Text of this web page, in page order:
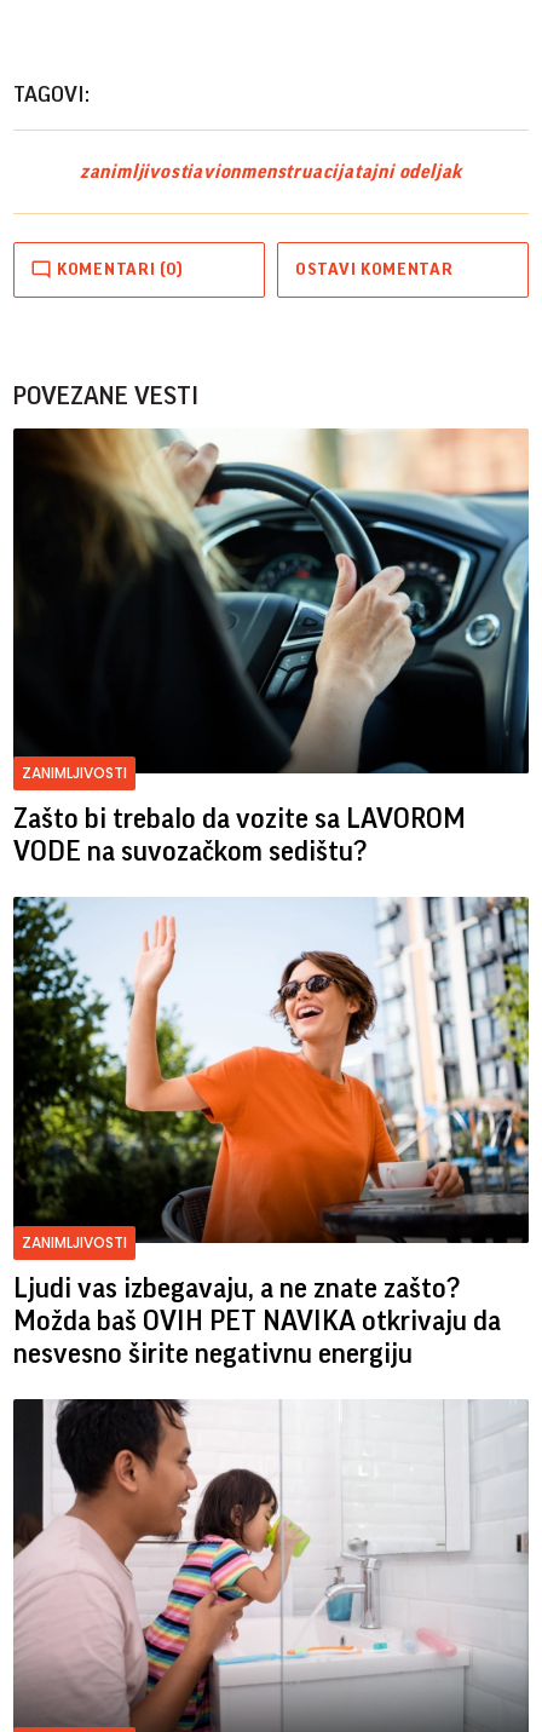
TAGOVI:
zanimljivostiavionmenstruacijatajni odeljak
KOMENTARI (0) OSTAVI KOMENTAR
POVEZANE VESTI
ZANIMLJIVOSTI
Zašto bi trebalo da vozite sa LAVOROM
VODE na suvozačkom sedištu?
ZANIMLJIVOSTI
Ljudi vas izbegavaju, a ne znate zašto?
Možda baš OVIH PET NAVIKA otkrivaju da
nesvesno širite negativnu energiju